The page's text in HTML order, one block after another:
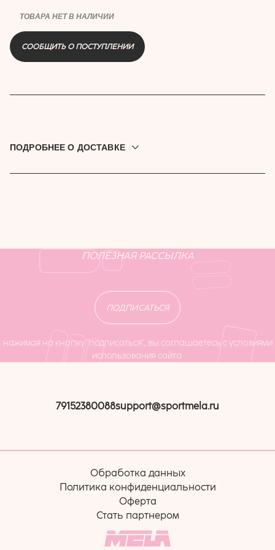
ТОВАРА НЕТ В НАЛИЧИИ
СООБЩИТЬ О ПОСТУПЛЕНИИ
ПОДРОБНЕЕ О ДОСТАВКЕ
Доставляем по всей России. Привезём до дверей, в
ПОЛЕЗНАЯ РАССЫЛКА
ПОДПИСАТЬСЯ
нажимая на кнопку “подписаться”, вы соглашаетесь с условиями
использования сайта.
79152380088support@sportmela.ru
Обработка данных
Политика конфиденциальности
Оферта
Стать партнером